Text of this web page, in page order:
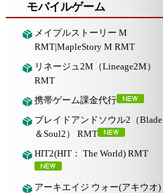
モバイルゲーム
メイプルストーリー M
RMT|MapleStory M RMT
リネージュ2M（Lineage2M）
RMT
携帯ゲーム課金代行
ブレイドアンドソウル2（Blade
＆Soul2） RMT
HIT2(HIT： The World) RMT
アーキエイジ ウォー(アキウオ)